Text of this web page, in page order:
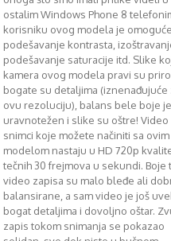
ostalim Windows Phone 8
korisniku ovog modela je
podešavanje kontrasta,
podešavanje saturacije itd. Slike
kamera ovog modela pravi su
bogate su detaljima (iznenađujuće
ovu rezoluciju), balans bele boje je
uravnotežen i slike su oštre! Video
snimci koje možete načiniti sa ovim
modelom nastaju u HD 720p
tečnih 30 frejmova u sekundi. Boje
video zapisa su malo bleđe ali
balansirane, a sam video je još
bogat detaljima i dovoljno oštar.
zapis tokom snimanja se pokazao